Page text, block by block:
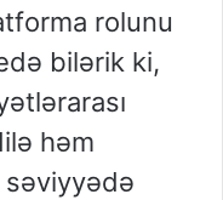
rolunu
bilərik ki,
həm
səviyyədə